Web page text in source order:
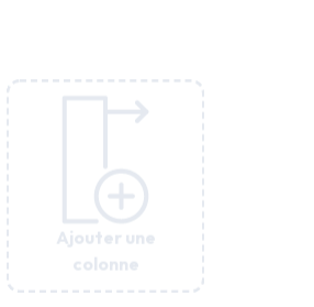
Ajouter une
colonne
Ajouter une
colonne
Ajouter une
colonne
Ajouter une
colonne
Ajouter une
colonne
Ajouter une
colonne